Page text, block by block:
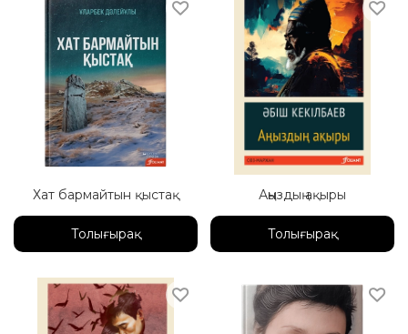
Хат бармайтын қыстақ
Толығырақ
Аңыздың ақыры
Толығырақ